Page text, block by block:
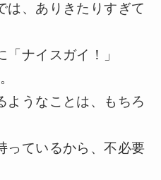
は、ありきたりすぎて
ナイスガイ！」
ようなことは、もちろ
っているから、不必要